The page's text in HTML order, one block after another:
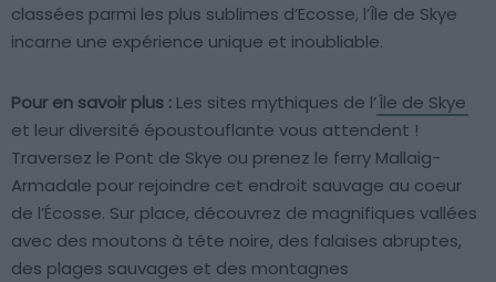
classées parmi les plus sublimes d’Ecosse, l’Île de Skye
incarne une expérience unique et inoubliable.
Pour en savoir plus : Les sites mythiques de l’Île de Skye
et leur diversité époustouflante vous attendent !
Traversez le Pont de Skye ou prenez le ferry Mallaig-
Armadale pour rejoindre cet endroit sauvage au coeur
de l’Écosse. Sur place, découvrez de magnifiques vallées
avec des moutons à tête noire, des falaises abruptes,
des plages sauvages et des montagnes